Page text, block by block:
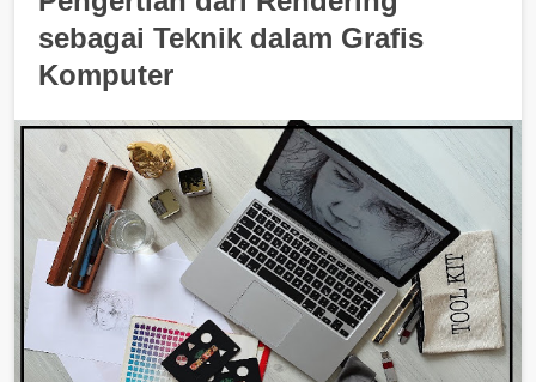
sebagai Teknik dalam Grafis
Komputer